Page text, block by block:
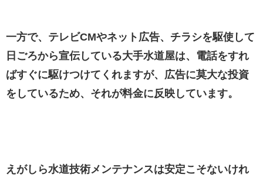
一方で、テレビCMやネット広告、チラシを駆使して
日ごろから宣伝している大手水道屋は、電話をすれ
ばすぐに駆けつけてくれますが、広告に莫大な投資
をしているため、それが料金に反映しています。
えがしら水道技術メンテナンスは安定こそないけれ